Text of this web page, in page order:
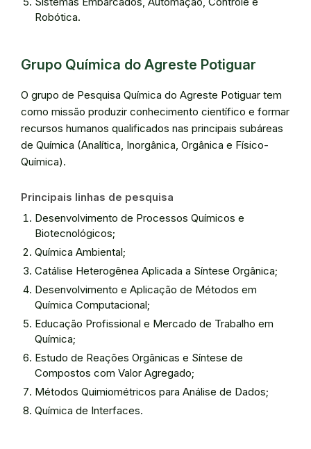
Robótica.
Grupo Química do Agreste Potiguar
O grupo de Pesquisa Química do Agreste Potiguar tem
como missão produzir conhecimento científico e formar
recursos humanos qualificados nas principais subáreas
de Química (Analítica, Inorgânica, Orgânica e Físico-
Química).
Principais linhas de pesquisa
Desenvolvimento de Processos Químicos e
Biotecnológicos;
Química Ambiental;
Catálise Heterogênea Aplicada a Síntese Orgânica;
Desenvolvimento e Aplicação de Métodos em
Química Computacional;
Educação Profissional e Mercado de Trabalho em
Química;
Estudo de Reações Orgânicas e Síntese de
Compostos com Valor Agregado;
Métodos Quimiométricos para Análise de Dados;
Química de Interfaces.